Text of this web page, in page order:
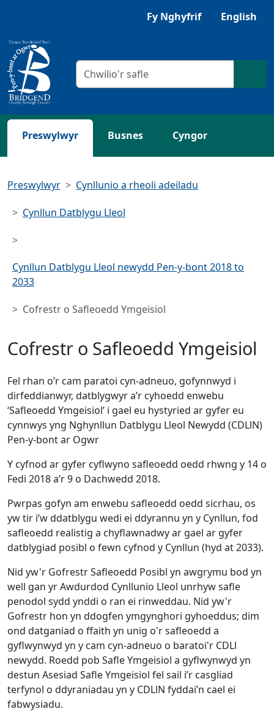
Gwrandewch gyda Browsealoud
Fy Nghyfrif English
Meini prawf chwilio
Preswylwyr Busnes Cyngor
Preswylwyr Cynllunio a rheoli adeiladu
Cynllun Datblygu Lleol
Cynllun Datblygu Lleol newydd Pen-y-bont 2018 to
2033
Cofrestr o Safleoedd Ymgeisiol
Cofrestr o Safleoedd Ymgeisiol
Fel rhan o’r cam paratoi cyn-adneuo, gofynnwyd i
dirfeddianwyr, datblygwyr a’r cyhoedd enwebu
‘Safleoedd Ymgeisiol’ i gael eu hystyried ar gyfer eu
cynnwys yng Nghynllun Datblygu Lleol Newydd (CDLlN)
Pen-y-bont ar Ogwr
Y cyfnod ar gyfer cyflwyno safleoedd oedd rhwng y 14 o
Fedi 2018 a’r 9 o Dachwedd 2018.
Pwrpas gofyn am enwebu safleoedd oedd sicrhau, os
yw tir i’w ddatblygu wedi ei ddyrannu yn y Cynllun, fod
safleoedd realistig a chyflawnadwy ar gael ar gyfer
datblygiad posibl o fewn cyfnod y Cynllun (hyd at 2033).
Nid yw'r Gofrestr Safleoedd Posibl yn awgrymu bod yn
well gan yr Awdurdod Cynllunio Lleol unrhyw safle
penodol sydd ynddi o ran ei rinweddau. Nid yw'r
Gofrestr hon yn ddogfen ymgynghori gyhoeddus; dim
ond datganiad o ffaith yn unig o'r safleoedd a
gyflwynwyd yn y cam cyn-adneuo o baratoi'r CDLl
newydd. Roedd pob Safle Ymgeisiol a gyflwynwyd yn
destun Asesiad Safle Ymgeisiol fel sail i’r casgliad
terfynol o ddyraniadau yn y CDLlN fyddai’n cael ei
fabwysiadu.